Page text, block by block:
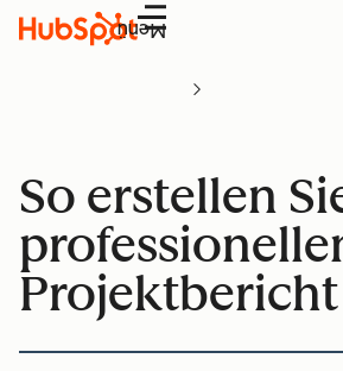
Menü
So erstellen
Projektbericht